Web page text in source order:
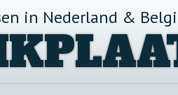
in Nederland &